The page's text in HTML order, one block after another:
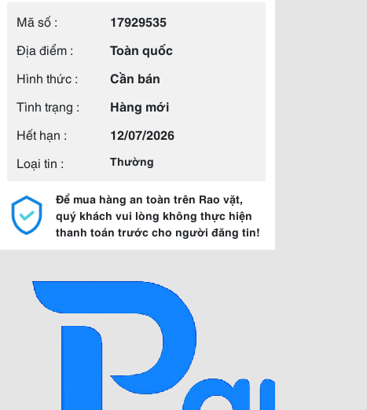
Mã số :
17929535
Địa điểm :
Toàn quốc
Hình thức :
Cần bán
Tình trạng :
Hàng mới
Hết hạn :
12/07/2026
Loại tin :
Thường
Để mua hàng an toàn trên Rao vặt,
quý khách vui lòng không thực hiện
thanh toán trước cho người đăng tin!